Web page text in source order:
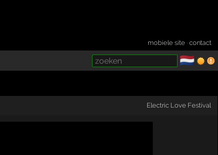
mobiele site ·contact
🇳🇱
Electric Love Festival